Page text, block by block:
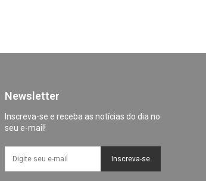
Newsletter
Inscreva-se e receba as notícias do dia no
seu e-mail!
Inscreva-se